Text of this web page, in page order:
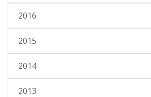
2016
2015
2014
2013